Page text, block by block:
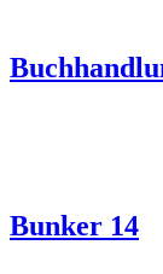
Bunker 14